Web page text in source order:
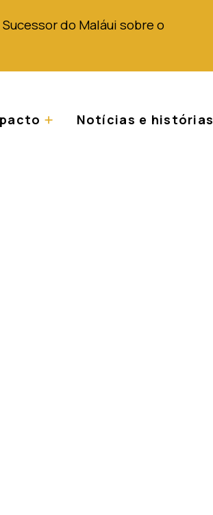
do Maláui sobre o
Notícias e histórias